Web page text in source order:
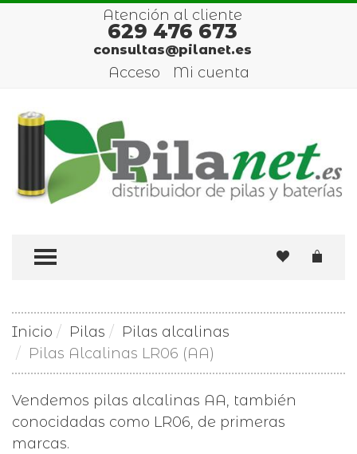
Atención al cliente
629 476 673
consultas@pilanet.es
Acceso Mi cuenta
TOGGLE MENU
Inicio Pilas
Pilas alcalinas
Pilas Alcalinas LR06 (AA)
Vendemos pilas alcalinas AA, también
conocidadas como LR06, de primeras
marcas.